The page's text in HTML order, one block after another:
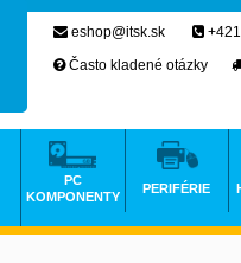
eshop@itsk.sk
Často kladené otázky
PC
KOMPONENTY
PERIFÉRIE